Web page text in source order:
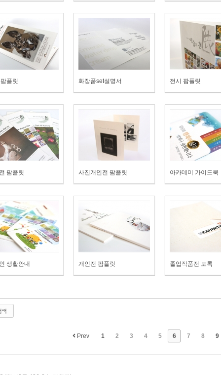
플릿 화장품set설명서 전시 팜플릿
팜플릿 사진개인전 팜플릿 아카데미 가이드북
생활안내 개인전 팜플릿 졸업작품전 도록
색
Prev 1 2 3 4 5 6 7 8 9